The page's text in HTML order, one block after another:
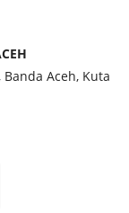
Aceh, Kuta